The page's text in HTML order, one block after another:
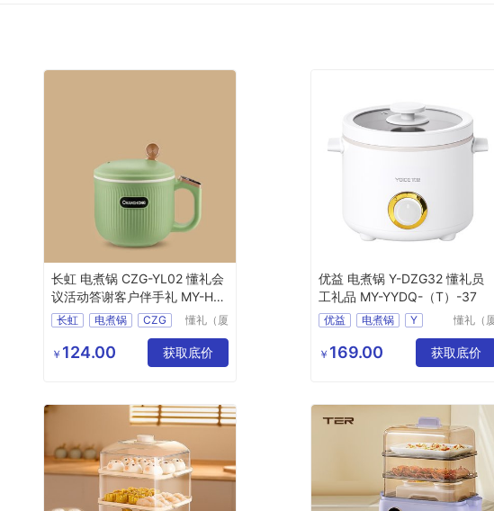
长虹 电煮锅 CZG-YL02 懂礼会
议活动答谢客户伴手礼 MY-HN
HS-L5-16
长虹 电煮锅
CZG
会议活动答谢客户伴手礼
L5
懂礼（厦
链有限公
司
￥ 124.00 获取底价
优益 电煮锅 Y-DZG32 懂礼员
工礼品 MY-YYDQ-（T）-37
优益 电煮锅
Y
懂礼员工礼品
MY
YYDQ 37
懂礼（
链有限
司
￥ 169.00 获取底价